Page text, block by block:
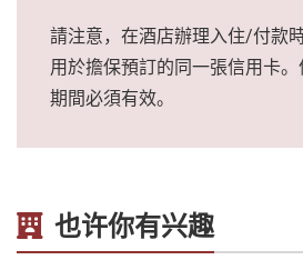
請注意，在酒店辦理入住/付款
用於擔保預訂的同一張信用卡
期間必須有效。
也许你有兴趣